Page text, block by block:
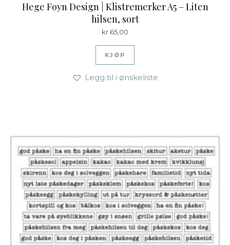
Hege Foyn Design | Klistremerker A5 – Liten
hilsen, sort
kr 65,00
KJØP
Legg til i ønskeliste